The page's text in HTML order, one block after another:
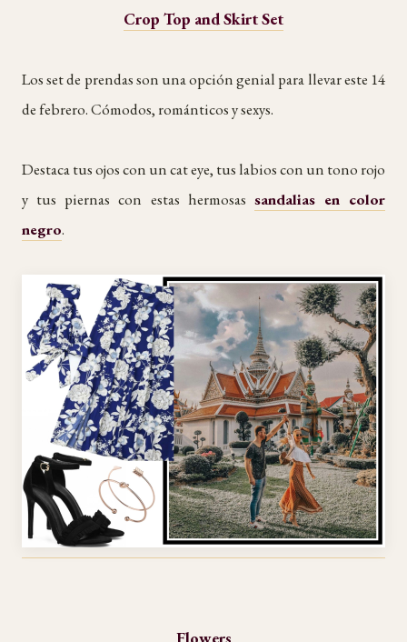
Crop Top and Skirt Set
Los set de prendas son una opción genial para llevar este 14
de febrero. Cómodos, románticos y sexys.
Destaca tus ojos con un cat eye, tus labios con un tono rojo
y tus piernas con estas hermosas sandalias en color
negro.
Flowers